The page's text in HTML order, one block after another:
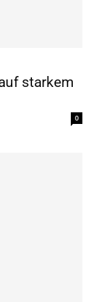
starkem
0